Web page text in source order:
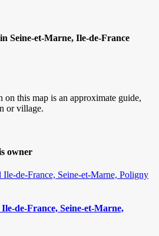
Seine-et-Marne, Ile-de-France
on this map is an approximate guide,
or village.
owner
de-France, Seine-et-Marne,